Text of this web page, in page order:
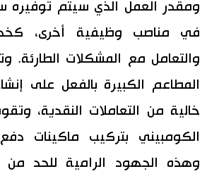
ومقدر العمل الذي سيتم توفيره
في مناصب وظيفية أخرى،
والتعامل مع المشكلات الطارئة.
المطاعم الكبيرة بالفعل على
خالية من التعاملات النقدية،
الكومبيني بتركيب ماكينات
وهذه الجهود الرامية للحد من